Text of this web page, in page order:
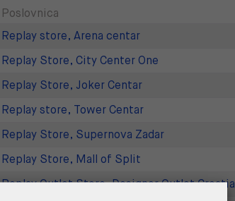
Poslovnica
Replay store, Arena centar
Replay Store, City Center One
Replay Store, Joker Centar
Replay store, Tower Centar
Replay Store, Supernova Zadar
Replay Store, Mall of Split
Replay Outlet Store, Designer Outlet Croatia